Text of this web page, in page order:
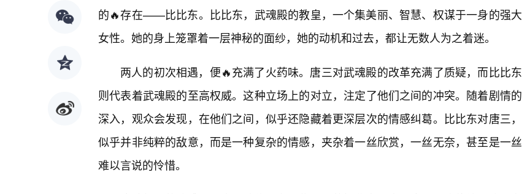
的🔥存在——比比东。比比东，武魂殿的教皇，一个集美丽、智慧、权谋于一身的强大
女性。她的身上笼罩着一层神秘的面纱，她的动机和过去，都让无数人为之着迷。
两人的初次相遇，便🔥充满了火药味。唐三对武魂殿的改革充满了质疑，而比比东
则代表着武魂殿的至高权威。这种立场上的对立，注定了他们之间的冲突。随着剧情的
深入，观众会发现，在他们之间，似乎还隐藏着更深层次的情感纠葛。比比东对唐三，
似乎并非纯粹的敌意，而是一种复杂的情感，夹杂着一丝欣赏，一丝无奈，甚至是一丝
难以言说的怜惜。